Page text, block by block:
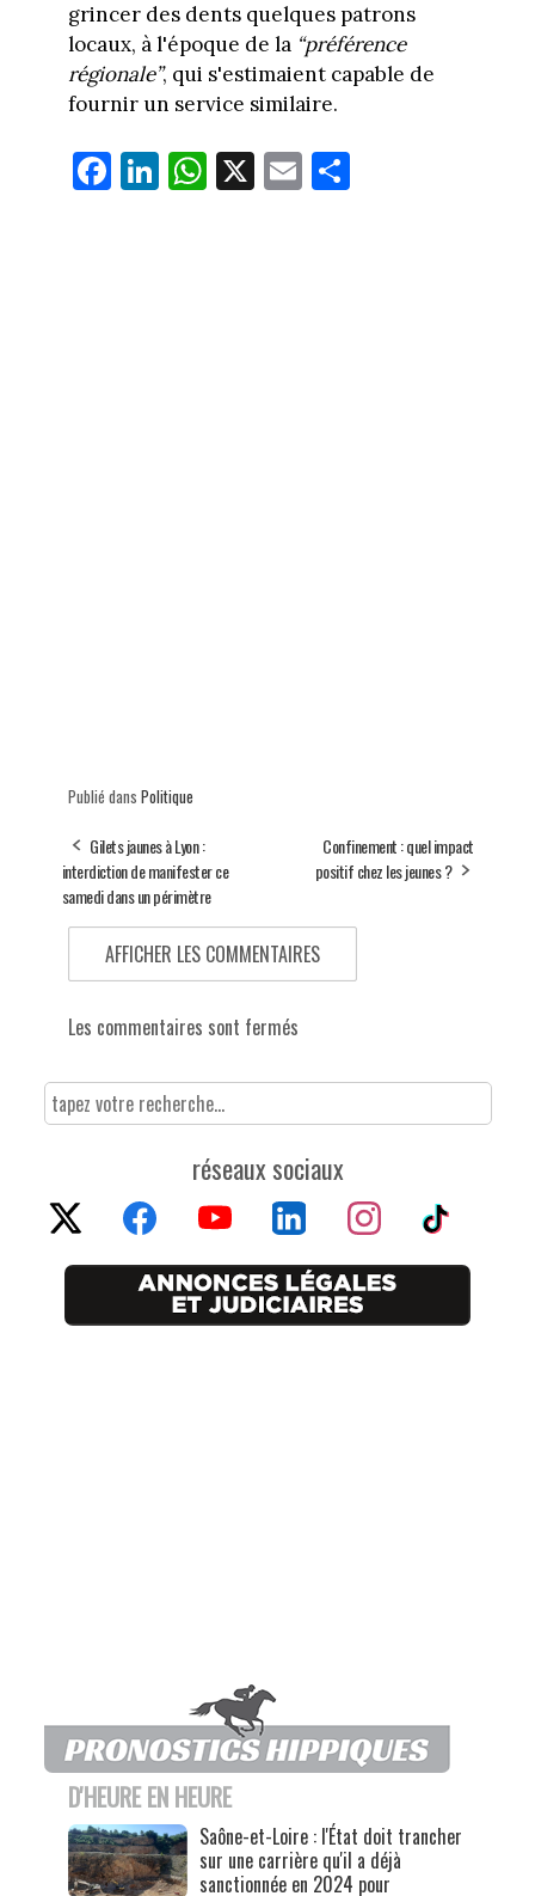
grincer des dents quelques patrons
locaux, à l'époque de la “préférence
régionale”, qui s'estimaient capable de
fournir un service similaire.
Fa
ce
Li
nk
W
ha
X E
m
Pa
rt
Publié dans Politique
Gilets jaunes à Lyon :
interdiction de manifester ce
samedi dans un périmètre
Confinement : quel impact
positif chez les jeunes ?
AFFICHER LES COMMENTAIRES
Les commentaires sont fermés
réseaux sociaux
D'HEURE EN HEURE
Saône-et-Loire : l'État doit trancher
sur une carrière qu'il a déjà
sanctionnée en 2024 pour